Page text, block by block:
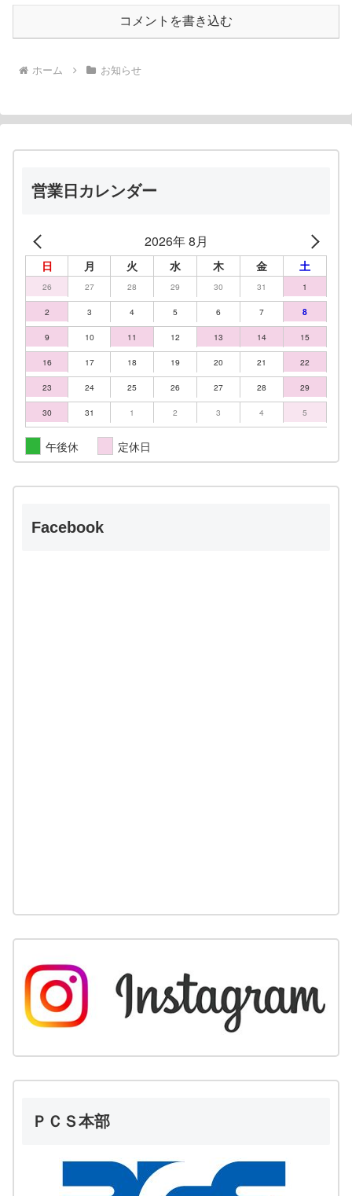
コメントを書き込む
ホーム お知らせ
営業日カレンダー
2026年 8月
日 月 火 水 木 金 土
26 27 28 29 30 31 1
2 3 4 5 6 7 8
9 10 11 12 13 14 15
16 17 18 19 20 21 22
23 24 25 26 27 28 29
30 31 1 2 3 4 5
午後休 定休日
Facebook
ＰＣＳ本部